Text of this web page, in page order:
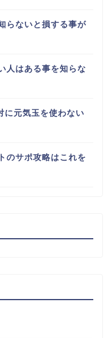
らないと損する事が
人はある事を知らな
に元気玉を使わない
のサポ攻略はこれを